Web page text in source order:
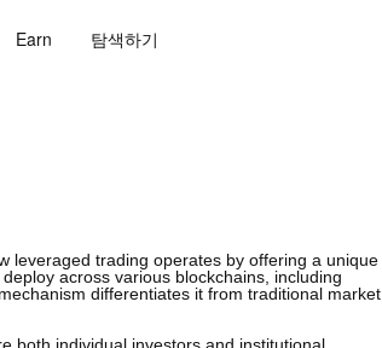
Earn 탐색하기
leveraged trading operates by offering a unique
across various blockchains, including
differentiates it from traditional market